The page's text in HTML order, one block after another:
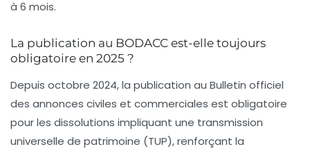
à 6 mois.
La publication au BODACC est-elle toujours
obligatoire en 2025 ?
Depuis octobre 2024, la publication au Bulletin officiel
des annonces civiles et commerciales est obligatoire
pour les dissolutions impliquant une transmission
universelle de patrimoine (TUP), renforçant la